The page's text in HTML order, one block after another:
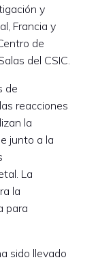
y
Francia y
de
del CSIC.
de
reacciones
la
junto a la
La
la
para
sido llevado